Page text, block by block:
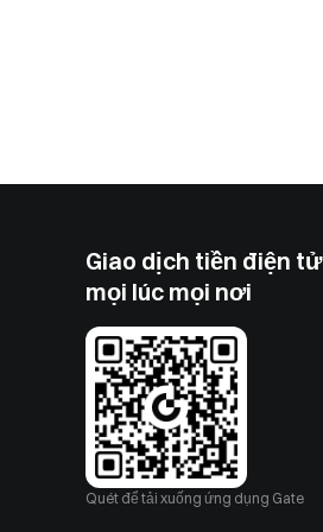
Giao dịch tiền điện tử
mọi lúc mọi nơi
Quét để tải xuống ứng dụng Gate